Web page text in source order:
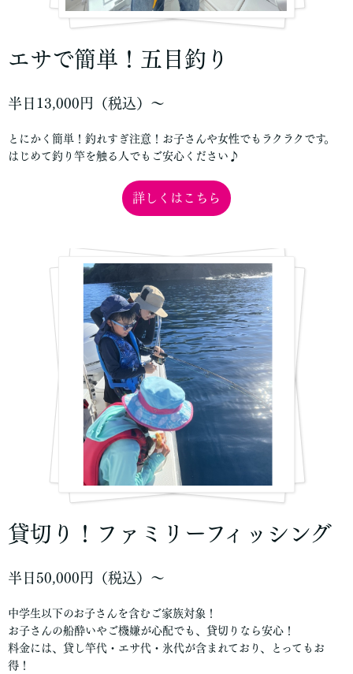
エサで簡単！五目釣り
半日13,000円（税込）〜
とにかく簡単！釣れすぎ注意！お子さんや女性でもラクラクです。
はじめて釣り竿を触る人でもご安心ください♪
詳しくはこちら
貸切り！ファミリーフィッシング
半日50,000円（税込）～
中学生以下のお子さんを含むご家族対象！
お子さんの船酔いやご機嫌が心配でも、貸切りなら安心！
料金には、貸し竿代・エサ代・氷代が含まれており、とってもお
得！